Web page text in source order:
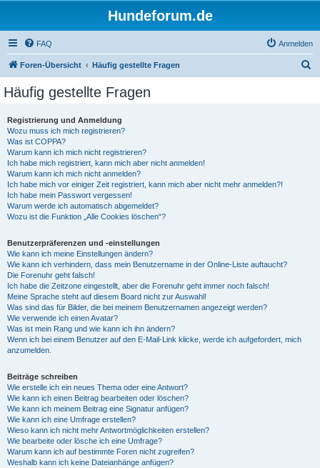
Hundeforum.de
FAQ Anmelden
Foren-Übersicht Häufig gestellte Fragen
Häufig gestellte Fragen
Registrierung und Anmeldung
Wozu muss ich mich registrieren?
Was ist COPPA?
Warum kann ich mich nicht registrieren?
Ich habe mich registriert, kann mich aber nicht anmelden!
Warum kann ich mich nicht anmelden?
Ich habe mich vor einiger Zeit registriert, kann mich aber nicht mehr anmelden?!
Ich habe mein Passwort vergessen!
Warum werde ich automatisch abgemeldet?
Wozu ist die Funktion „Alle Cookies löschen“?
Benutzerpräferenzen und -einstellungen
Wie kann ich meine Einstellungen ändern?
Wie kann ich verhindern, dass mein Benutzername in der Online-Liste auftaucht?
Die Forenuhr geht falsch!
Ich habe die Zeitzone eingestellt, aber die Forenuhr geht immer noch falsch!
Meine Sprache steht auf diesem Board nicht zur Auswahl!
Was sind das für Bilder, die bei meinem Benutzernamen angezeigt werden?
Wie verwende ich einen Avatar?
Was ist mein Rang und wie kann ich ihn ändern?
Wenn ich bei einem Benutzer auf den E-Mail-Link klicke, werde ich aufgefordert, mich
anzumelden.
Beiträge schreiben
Wie erstelle ich ein neues Thema oder eine Antwort?
Wie kann ich einen Beitrag bearbeiten oder löschen?
Wie kann ich meinem Beitrag eine Signatur anfügen?
Wie kann ich eine Umfrage erstellen?
Wieso kann ich nicht mehr Antwortmöglichkeiten erstellen?
Wie bearbeite oder lösche ich eine Umfrage?
Warum kann ich auf bestimmte Foren nicht zugreifen?
Weshalb kann ich keine Dateianhänge anfügen?